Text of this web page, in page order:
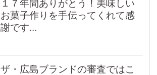
１７年間ありがとう！美味しい
お菓子作りを手伝ってくれて感
謝です...
ザ・広島ブランドの審査ではこ